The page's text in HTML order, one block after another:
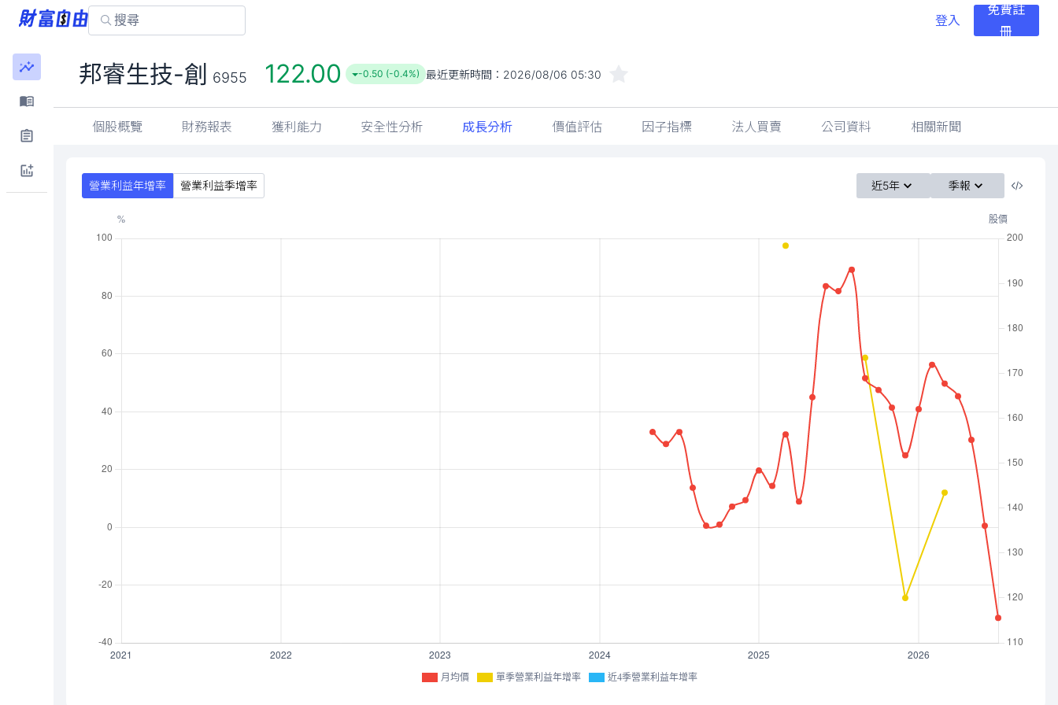
登入
免費註
冊
邦睿生技-創 6955 122.00 -0.50 (-0.4%) 最近更新時間： 2026/08/06 05:30
個股概覽 財務報表 獲利能力 安全性分析 成長分析 價值評估 因子指標 法人買賣 公司資料 相關新聞
營業利益年增率 營業利益季增率 近5年 季報
月均價 單季營業利益年增率 近4季營業利益年增率